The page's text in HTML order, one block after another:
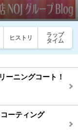
ヒストリ
ラップ
タイム
ーニングコート！
ーティング